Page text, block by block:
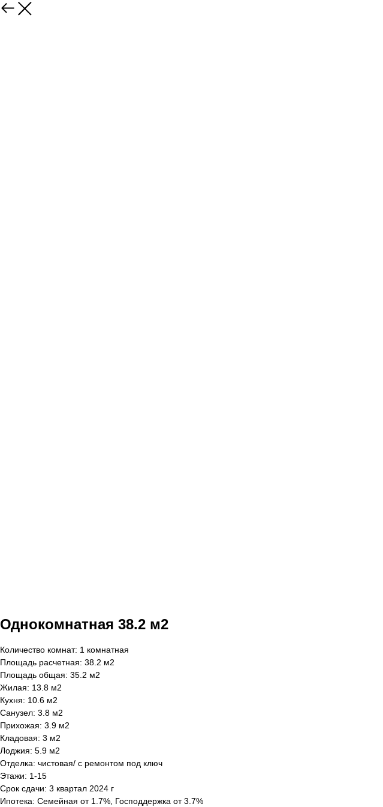
Однокомнатная 38.2 м2
Количество комнат: 1 комнатная
Площадь расчетная: 38.2 м2
Площадь общая: 35.2 м2
Жилая: 13.8 м2
Кухня: 10.6 м2
Санузел: 3.8 м2
Прихожая: 3.9 м2
Кладовая: 3 м2
Лоджия: 5.9 м2
Отделка: чистовая/ с ремонтом под ключ
Этажи: 1-15
Срок сдачи: 3 квартал 2024 г
Ипотека: Семейная от 1.7%, Господдержка от 3.7%